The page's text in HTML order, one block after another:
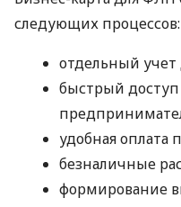
следующих процессов:
отдельный учет
быстрый доступ
удобная оплата
безналичные
формирование